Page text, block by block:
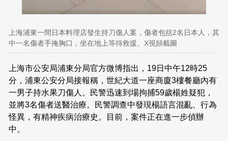
上海浦東一間日本料理店發生持刀傷人案，傷者包括2名日本人，其
中一名傷者手掩胸口，坐在地上等待救援。X視頻截圖
上海市公安局浦東分局官方微博指出，19日中午12時25
分，浦東公安分局接報稱，世紀大道一座商廈3樓餐廳內有
一男子持水果刀傷人。民警迅速到場拘捕59歲楊姓疑犯，
並將3名傷者送醫治療。民警調查中發現楊語言混亂、行為
怪異，有精神疾病治療史。目前，案件正在進一步偵辦
中。